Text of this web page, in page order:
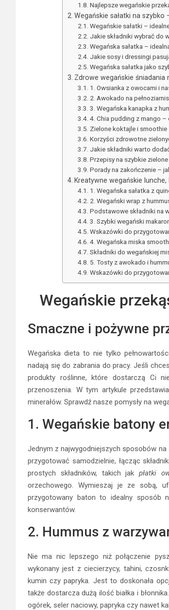
Najlepsze wegańskie
Wegańskie sałatki na
Wegańskie sałatki –
Jakie składniki wybrać do
Wegańska sałatka –
Jakie sosy i dressingi
Wegańska sałatka jako
Zdrowe wegańskie śniadania
1. Owsianka z owocami i
2. Awokado na
3. Wegańska kanapka z
4. Chia pudding z mango
Zielone koktajle i smoothie
Korzyści zdrowotne
Jakie składniki warto
Przepisy na szybkie
Porady na zakończenie –
Kreatywne wegańskie
1. Wegańska sałatka z
2. Wegański wrap z
Podstawowe składniki na
3. Szybki wegański
Wskazówki do
4. Wegańska miska
Składniki do wegańskiej
5. Tosty z awokado i
Wskazówki do
Wegańskie
Smaczne i pożywne
Wegańska dieta to nie tylko
nadają się do zabrania do pracy. Jeśli
produkty roślinne, które dostarczą Ci
przenoszenia. W tym artykule
minerałów. Sprawdź nasze pomysły na
1. Wegańskie batony
Jednym z najwygodniejszych sposobów
przygotować samodzielnie, łącząc
prostych składników, takich jakpłatki
orzechowego. Wymieszaj je ze sobą,
przygotowany baton to idealny sposób
konserwantów.
2. Hummus z
Nie ma nic lepszego niż połączenie
wykonany jest z ciecierzycy, tahini,
kumin czy papryka. Jest to doskonała
także dostarcza dużą ilość białka i
ogórek, seler naciowy, papryka czy nawet